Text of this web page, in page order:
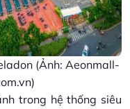
(Ảnh: Aeonmall-
trong hệ thống siêu